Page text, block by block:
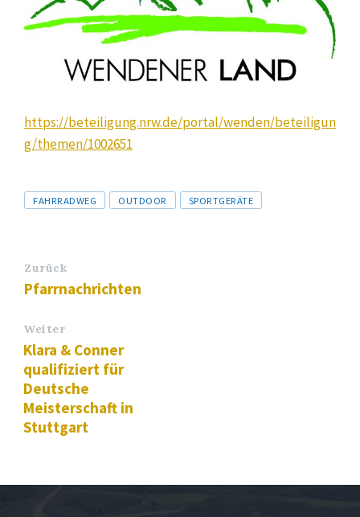
https://beteiligung.nrw.de/portal/wenden/beteiligun
g/themen/1002651
Tags
FAHRRADWEG OUTDOOR SPORTGERÄTE
Zurück
Pfarrnachrichten
Weiter
Klara & Conner
qualifiziert für
Deutsche
Meisterschaft in
Stuttgart